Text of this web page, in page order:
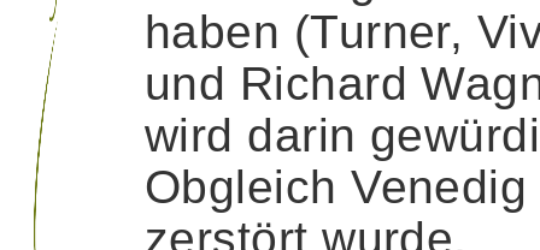
haben (Turner,
und Richard
wird darin
Obgleich Venedig
zerstört wurde,